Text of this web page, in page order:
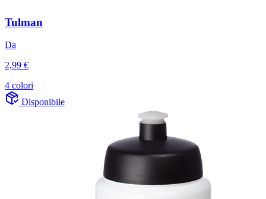
Tulman
Da
2,99 €
4 colori
Disponibile